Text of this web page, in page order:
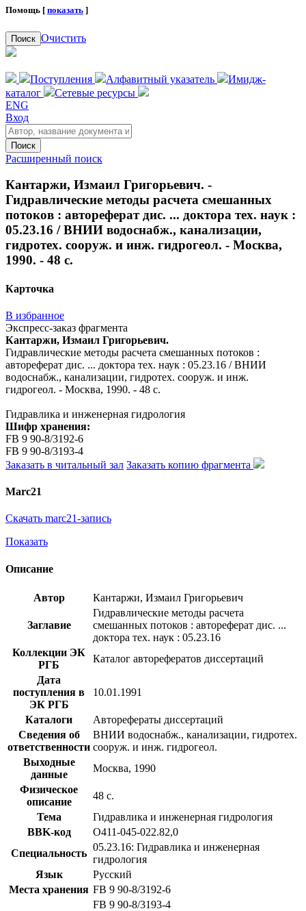
Помощь [ показать ]
Поиск Очистить
Поступления Алфавитный указатель
Имидж-
каталог
Сетевые ресурсы
ENG
Вход
Поиск
Расширенный поиск
Кантаржи, Измаил Григорьевич. -
Гидравлические методы расчета смешанных
потоков : автореферат дис. ... доктора тех. наук :
05.23.16 / ВНИИ водоснабж., канализации,
гидротех. сооруж. и инж. гидрогеол. - Москва,
1990. - 48 с.
Карточка
В избранное
Экспресс-заказ фрагмента
Кантаржи, Измаил Григорьевич.
Гидравлические методы расчета смешанных потоков :
автореферат дис. ... доктора тех. наук : 05.23.16 / ВНИИ
водоснабж., канализации, гидротех. сооруж. и инж.
гидрогеол. - Москва, 1990. - 48 с.
Гидравлика и инженерная гидрология
Шифр хранения:
FB 9 90-8/3192-6
FB 9 90-8/3193-4
Заказать в читальный зал Заказать копию фрагмента
Marc21
Скачать marc21-запись
Показать
Описание
Автор Кантаржи, Измаил Григорьевич
Заглавие
Гидравлические методы расчета
смешанных потоков : автореферат дис. ...
доктора тех. наук : 05.23.16
Коллекции ЭК
РГБ
Каталог авторефератов диссертаций
Дата
поступления в
ЭК РГБ
10.01.1991
Каталоги
Авторефераты диссертаций
Сведения об
ответственности
ВНИИ водоснабж., канализации, гидротех.
сооруж. и инж. гидрогеол.
Выходные
данные
Москва, 1990
Физическое
описание
48 с.
Тема
Гидравлика и инженерная гидрология
BBK-код
О411-045-022.82,0
Специальность
05.23.16: Гидравлика и инженерная
гидрология
Язык
Русский
Места хранения FB 9 90-8/3192-6
FB 9 90-8/3193-4